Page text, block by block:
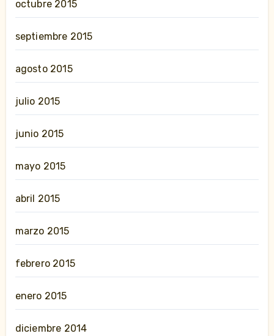
octubre 2015
septiembre 2015
agosto 2015
julio 2015
junio 2015
mayo 2015
abril 2015
marzo 2015
febrero 2015
enero 2015
diciembre 2014